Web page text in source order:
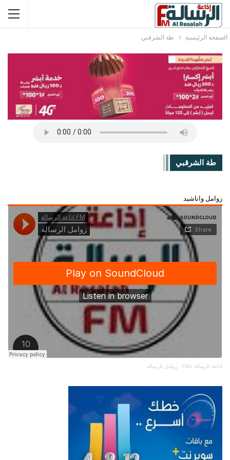
الصفحة الرئيسية طة الشرقبي
طة الشرقبي
زوامل واناشيد
اذاعة الرسالة FM1 · زوامل الرسالة